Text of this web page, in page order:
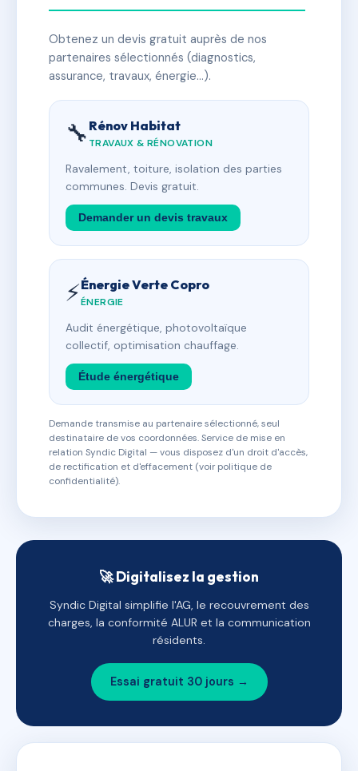
Obtenez un devis gratuit auprès de nos
partenaires sélectionnés (diagnostics,
assurance, travaux, énergie…).
🔧 Rénov Habitat
TRAVAUX & RÉNOVATION
Ravalement, toiture, isolation des parties
communes. Devis gratuit.
Demander un devis travaux
⚡Énergie Verte Copro
ÉNERGIE
Audit énergétique, photovoltaïque
collectif, optimisation chauffage.
Étude énergétique
Demande transmise au partenaire sélectionné, seul
destinataire de vos coordonnées. Service de mise en
relation Syndic Digital — vous disposez d'un droit d'accès,
de rectification et d'effacement (voir politique de
confidentialité).
🚀 Digitalisez la gestion
Syndic Digital simplifie l'AG, le recouvrement des
charges, la conformité ALUR et la communication
résidents.
Essai gratuit 30 jours →